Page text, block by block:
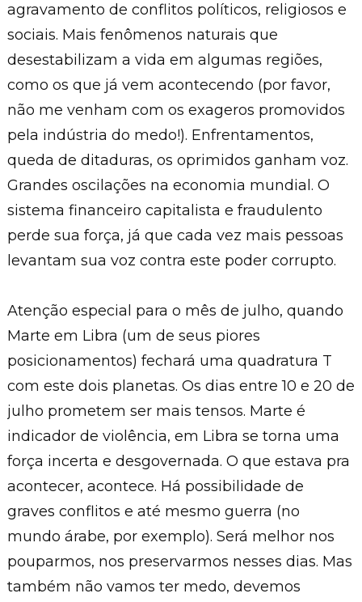
agravamento de conflitos políticos, religiosos e
sociais. Mais fenômenos naturais que
desestabilizam a vida em algumas regiões,
como os que já vem acontecendo (por favor,
não me venham com os exageros promovidos
pela indústria do medo!). Enfrentamentos,
queda de ditaduras, os oprimidos ganham voz.
Grandes oscilações na economia mundial. O
sistema financeiro capitalista e fraudulento
perde sua força, já que cada vez mais pessoas
levantam sua voz contra este poder corrupto.
Atenção especial para o mês de julho, quando
Marte em Libra (um de seus piores
posicionamentos) fechará uma quadratura T
com este dois planetas. Os dias entre 10 e 20 de
julho prometem ser mais tensos. Marte é
indicador de violência, em Libra se torna uma
força incerta e desgovernada. O que estava pra
acontecer, acontece. Há possibilidade de
graves conflitos e até mesmo guerra (no
mundo árabe, por exemplo). Será melhor nos
pouparmos, nos preservarmos nesses dias. Mas
também não vamos ter medo, devemos